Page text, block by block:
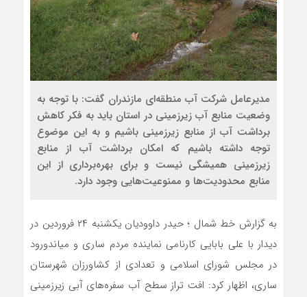
مدیرعامل شرکت آب منطقه‌ای مازندران گفت: با توجه به
وضعیت منابع آب زیرزمینی در استان باید به فکر کاهش
برداشت آب از منابع زیرزمینی باشیم و به این موضوع
توجه داشته باشیم که امکان برداشت آب از منابع
زیرزمینی همیشگی نیست و برای بهره‌برداری از این
منابع محدودیت‌ها و ممنوعیت‌هایی وجود دارد.
به گزارش خط شمال ؛ حیدر داوودیان یکشنبه ۲۴ فروردین در
دیدار با علی بابایی کارنامی نماینده مردم ساری و میاندورود
در مجلس شورای اسلامی و تعدادی از کشاورزان شهرستان
ساری، اظهار کرد: افت تراز سطح آب سفره‌های آبی زیرزمینی